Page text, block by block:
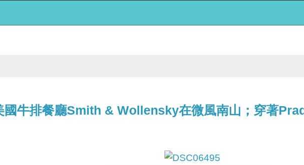
國牛排餐廳Smith & Wollensky在微風南山；穿著